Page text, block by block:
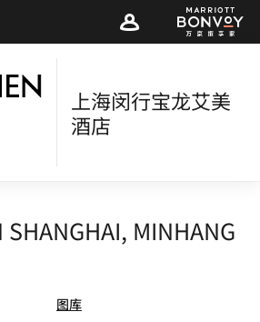
上海闵行宝龙艾美
酒店
SHANGHAI, MINHANG
图库